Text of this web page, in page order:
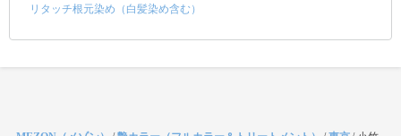
リタッチ根元染め（白髪染め含む）